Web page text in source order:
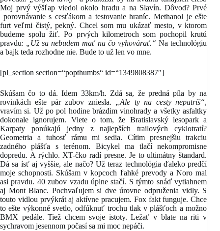
Moj prvý výšľap viedol okolo hradu a na Slavín. Dôvod? Prvé
porovnávanie s cesťákom a testovanie hraníc. Methanol je ešte
furt veľmi čistý, pekný. Chcel som mu ukázať mesto, v ktorom
budeme spolu žiť. Po prvých kilometroch som pochopil krutú
pravdu: „Už sa nebudem mať na čo vyhovárať.“ Na technológiu
a bajk teda rozhodne nie. Bude to už len vo mne.
[pl_section section=“popthumbs“ id=“1349808387″]
Skúšam čo to dá. Idem 33km/h. Zdá sa, že predná píla by na
rovinkách ešte pár zubov zniesla. „Ale ty na cesty nepatríš“,
vravím si. Už po pol hodine brázdim vinohrady a všetky asfaltky
dokonale ignorujem. Viete o tom, že Bratislavský lesopark a
Karpaty ponúkajú jedny z najlepších trailových cyklotratí?
Geometria a tuhosť rámu mi sedia. Cítim presnejšiu trakciu
zadného plášťa s terénom. Bicykel ma tlačí nekompromisne
dopredu. A rýchlo. XT-čko radí presne. Je to ultimátny štandard.
Dá sa ísť aj vyššie, ale načo? Už teraz technológia ďaleko predčí
moje schopnosti. Skúšam v kopcoch ľahké prevody a Noro mal
asi pravdu. 40 zubov vzadu úplne stačí. S týmto snáď vytiahnem
aj Mont Blanc. Pochvaľujem si dve úrovne odpruženia vidly. S
touto vidlou prvýkrát aj aktívne pracujem. Fox fakt funguje. Chce
to ešte výkonné svetlo, odfúknuť trochu tlak v plášťoch a možno
BMX pedále. Tiež chcem svoje istoty. Ležať v blate na riti v
sychravom jesennom počasí sa mi moc nepáči.